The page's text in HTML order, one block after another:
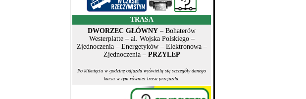
TRASA
DWORZEC GŁÓWNY – Bohaterów
Westerplatte – al. Wojska Polskiego –
Zjednoczenia – Energetyków – Elektronowa –
Zjednoczenia – PRZYLEP
Po kliknięciu w godzinę odjazdu wyświetlą się szczegóły danego
kursu w tym również trasa przejazdu.